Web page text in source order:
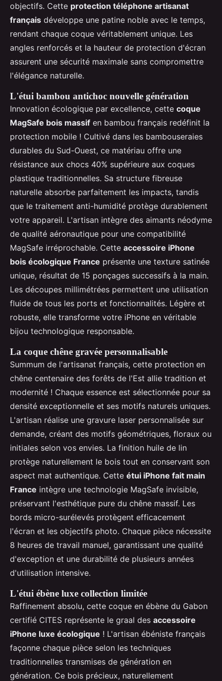
objectifs. Cette protection téléphone artisanat
français développe une patine noble avec le temps,
rendant chaque coque véritablement unique. Les
angles renforcés et la hauteur de protection d'écran
assurent une sécurité maximale sans compromettre
l'élégance naturelle.
L'étui bambou antichoc nouvelle génération
Innovation écologique par excellence, cette coque
MagSafe bois massif en bambou français redéfinit la
protection mobile ! Cultivé dans les bambouseraies
durables du Sud-Ouest, ce matériau offre une
résistance aux chocs 40% supérieure aux coques
plastique traditionnelles. Sa structure fibreuse
naturelle absorbe parfaitement les impacts, tandis
que le traitement anti-humidité protège durablement
votre appareil. L'artisan intègre des aimants néodyme
de qualité aéronautique pour une compatibilité
MagSafe irréprochable. Cette accessoire iPhone
bois écologique France présente une texture satinée
unique, résultat de 15 ponçages successifs à la main.
Les découpes millimétrées permettent une utilisation
fluide de tous les ports et fonctionnalités. Légère et
robuste, elle transforme votre iPhone en véritable
bijou technologique responsable.
La coque chêne gravée personnalisable
Summum de l'artisanat français, cette protection en
chêne centenaire des forêts de l'Est allie tradition et
modernité ! Chaque essence est sélectionnée pour sa
densité exceptionnelle et ses motifs naturels uniques.
L'artisan réalise une gravure laser personnalisée sur
demande, créant des motifs géométriques, floraux ou
initiales selon vos envies. La finition huile de lin
protège naturellement le bois tout en conservant son
aspect mat authentique. Cette étui iPhone fait main
France intègre une technologie MagSafe invisible,
préservant l'esthétique pure du chêne massif. Les
bords micro-surélevés protègent efficacement
l'écran et les objectifs photo. Chaque pièce nécessite
8 heures de travail manuel, garantissant une qualité
d'exception et une durabilité de plusieurs années
d'utilisation intensive.
L'étui ébène luxe collection limitée
Raffinement absolu, cette coque en ébène du Gabon
certifié CITES représente le graal des accessoire
iPhone luxe écologique ! L'artisan ébéniste français
façonne chaque pièce selon les techniques
traditionnelles transmises de génération en
génération. Ce bois précieux, naturellement